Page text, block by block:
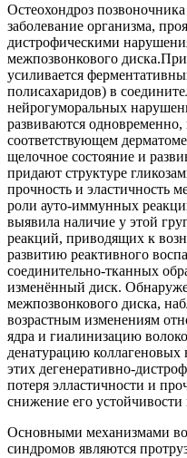
Остеохондроз
заболевание организма,
дистрофическими
межпозвонкового
усиливается
полисахаридов) в
нейрогуморальных
развиваются
соответствующем
щелочное состояние и
придают структуре
прочность и эластичность
роли ауто-иммунных
выявила наличие у этой
реакций, приводящих к
развитию реактивного
соединительно-тканных
изменённый диск.
межпозвонкового диска,
возрастным изменениям
ядра и гиалинизацию
денатурацию коллагеновых
этих дегенеративно-
потеря элластичности и
снижение его
Основными механизмами
синдромов являются